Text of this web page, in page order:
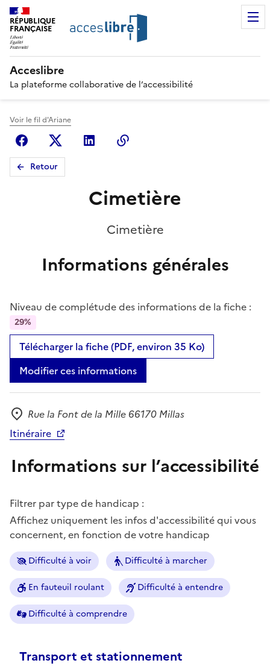
RÉPUBLIQUE
FRANÇAISE
Acceslibre
La plateforme collaborative de l’accessibilité
Voir le fil d'Ariane
FacebookX (anciennement Twitter)
Linkedin
Retour
Cimetière
Cimetière
Informations générales
Niveau de complétude des informations de la fiche :
29%
Télécharger la fiche (PDF, environ 35 Ko)
Modifier ces informations
Adresse
Rue la Font de la Mille 66170 Millas
Itinéraire
Informations sur l’accessibilité
Filtrer par type de handicap :
Affichez uniquement les infos d'accessibilité qui vous
concernent, en fonction de votre handicap
Difficulté à voir Difficulté à marcher
En fauteuil roulant Difficulté à entendre
Difficulté à comprendre
Transport et stationnement